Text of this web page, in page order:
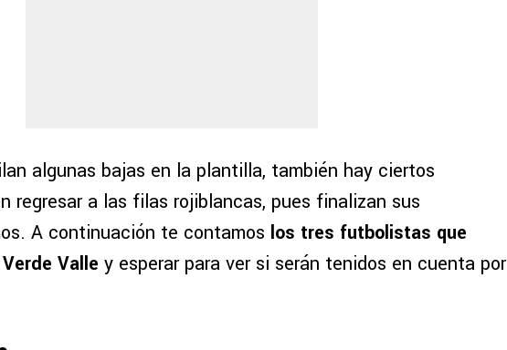
algunas bajas en la plantilla, también hay ciertos
regresar a las filas rojiblancas, pues finalizan sus
A continuación te contamos los tres futbolistas que
Valle y esperar para ver si serán tenidos en cuenta por